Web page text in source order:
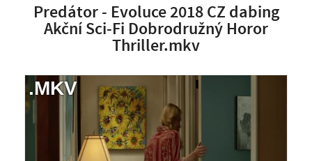
Predátor - Evoluce 2018 CZ dabing
Akční Sci-Fi Dobrodružný Horor
Thriller.mkv
NÁHĽAD VIDEA
NIE JE K DISPOZÍCII
.MKV